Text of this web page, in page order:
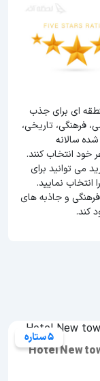
ای برای جذب
فرهنگی، تاریخی،
سالانه
خود انتخاب کنند.
می توانید برای
نمایید.
و جاذبه های
کند.
5 ستاره
Hotel New